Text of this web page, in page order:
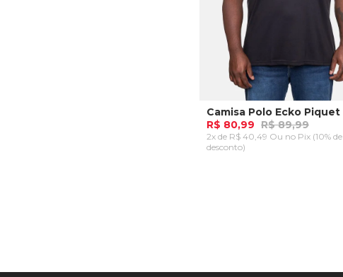
R$ 80,99 R$ 89,99
2x de R$ 40,49 Ou no Pix (10% de
desconto)